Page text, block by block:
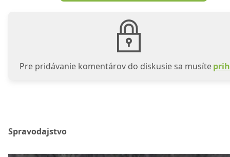
Pre pridávanie komentárov do diskusie sa musíte
Spravodajstvo